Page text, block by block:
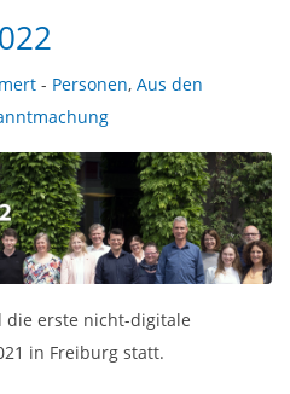
- Personen, Aus den
die erste nicht-digitale
in Freiburg statt.